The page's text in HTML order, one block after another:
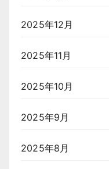
2025年12月
2025年11月
2025年10月
2025年9月
2025年8月